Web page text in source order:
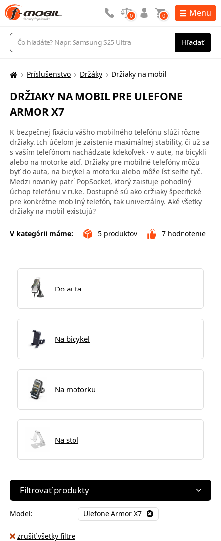
Vyhľadávanie
Hľadať
0 0 Menu
Tu
nachádzate:
Príslušenstvo Držáky Držiaky na mobil
DRŽIAKY NA MOBIL PRE ULEFONE
ARMOR X7
K bezpečnej fixáciu vášho mobilného telefónu slúži rôzne
držiaky. Ich účelom je zaistenie maximálnej stability, či už sa
s vaším telefónom nachádzate kdekoľvek - v aute, na bicykli
alebo na motorke atď. Držiaky pre mobilné telefóny môžu
byť do auta, na bicykel a motorku alebo môže ísť selfie tyč.
Medzi novinky patrí PopSocket, ktorý zaisťuje pohodlný
úchop telefónu v ruke. Dostupné sú ako držiaky špecifické
pre konkrétne mobilný telefón, tak univerzálny. Aké všetky
držiaky na mobil existujú?
V kategórii máme: 5 produktov 7 hodnotenie
Do auta
Na bicykel
Na motorku
Na stol
Filtrovať produkty
Model: Ulefone Armor X7
zrušiť všetky filtre